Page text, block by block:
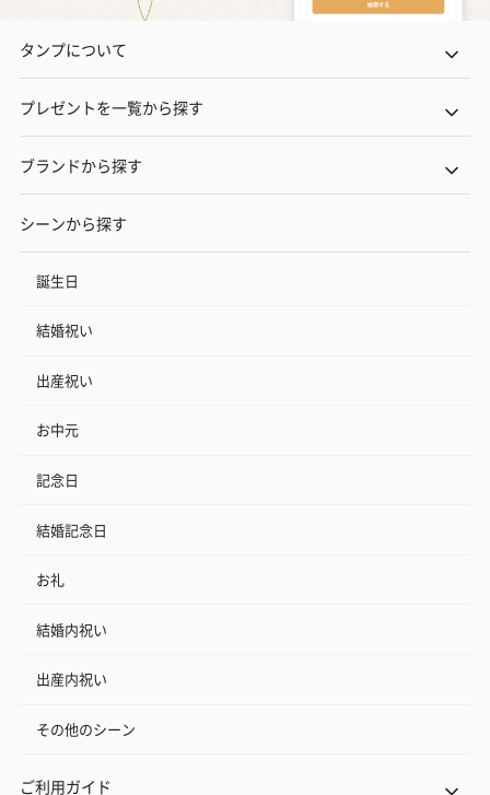
タンプについて
プレゼントを一覧から探す
ブランドから探す
シーンから探す
誕生日
結婚祝い
出産祝い
お中元
記念日
結婚記念日
お礼
結婚内祝い
出産内祝い
その他のシーン
ご利用ガイド